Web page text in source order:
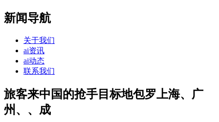
新闻导航
关于我们
ai资讯
ai动态
联系我们
旅客来中国的抢手目标地包罗上海、广
州、、成